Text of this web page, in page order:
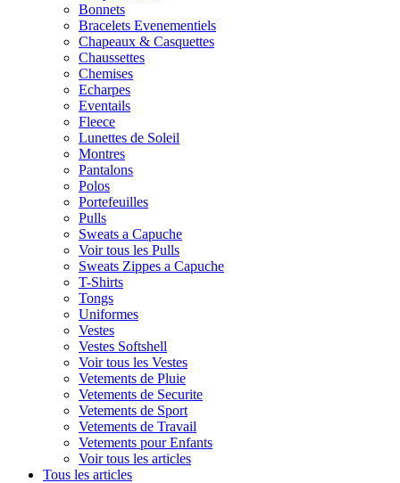
Bonnets
Bracelets Evenementiels
Chapeaux & Casquettes
Chaussettes
Chemises
Echarpes
Eventails
Fleece
Lunettes de Soleil
Montres
Pantalons
Polos
Portefeuilles
Pulls
Sweats a Capuche
Voir tous les Pulls
Sweats Zippes a Capuche
T-Shirts
Tongs
Uniformes
Vestes
Vestes Softshell
Voir tous les Vestes
Vetements de Pluie
Vetements de Securite
Vetements de Sport
Vetements de Travail
Vetements pour Enfants
Voir tous les articles
Tous les articles